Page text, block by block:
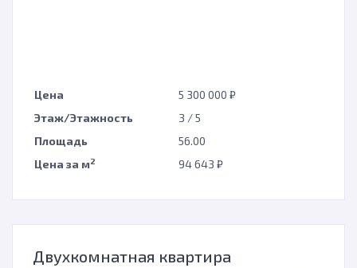
Цена
5 300 000 ₽
Этаж/Этажность
3 / 5
Площадь
56.00
Цена за м2 94 643 ₽
Двухкомнатная квартира